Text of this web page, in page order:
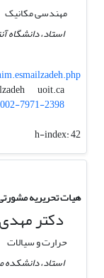
مهندسی مکانیک
استاد، دانشگاه
ebrahim.esmailzadeh
uoit.ca
7971-2398
h-index:42
هیات تحریریه
دکتر
حرارت و سیالات
استاد،